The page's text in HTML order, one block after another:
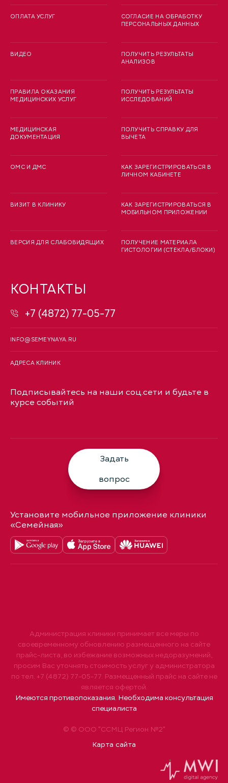
ОПЛАТА УСЛУГ
ВИДЕО
ПРАВИЛА ОКАЗАНИЯ
МЕДИЦИНСКИХ УСЛУГ
МЕДИЦИНСКАЯ
ДОКУМЕНТАЦИЯ
ОМС И ДМС
ВИЗИТ В КЛИНИКУ
ВЕРСИЯ ДЛЯ СЛАБОВИДЯЩИХ
СОГЛАСИЕ НА ОБРАБОТКУ
ПЕРСОНАЛЬНЫХ ДАННЫХ
ПОЛУЧИТЬ РЕЗУЛЬТАТЫ
АНАЛИЗОВ
ПОЛУЧИТЬ РЕЗУЛЬТАТЫ
ИССЛЕДОВАНИЙ
ПОЛУЧИТЬ СПРАВКУ ДЛЯ
ВЫЧЕТА
КАК ЗАРЕГИСТРИРОВАТЬСЯ В
ЛИЧНОМ КАБИНЕТЕ
КАК ЗАРЕГИСТРИРОВАТЬСЯ В
МОБИЛЬНОМ ПРИЛОЖЕНИИ
ПОЛУЧЕНИЕ МАТЕРИАЛА
ГИСТОЛОГИИ (СТЕКЛА/БЛОКИ)
КОНТАКТЫ
+7 (4872) 77-05-77
INFO@SEMEYNAYA.RU
АДРЕСА КЛИНИК
Подписывайтесь на наши соц.сети и будьте в
курсе событий
Задать
вопрос
Установите мобильное приложение клиники
«Семейная»
© © ООО "ССМЦ Регион №2"
Карта сайта
Администрация клиники принимает все меры по
своевременному обновлению размещенного на сайте
прайс-листа, во избежание возможных недоразумений,
просим Вас уточнять стоимость услуг у администратора
по тел. +7 (4872) 77-05-77. Размещенный прайс на сайте не
является офертой.
Имеются противопоказания. Необходима консультация
специалиста